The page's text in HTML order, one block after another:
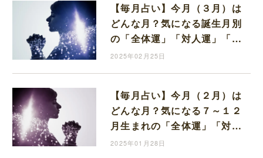
【毎月占い】今月（３月）は
どんな月？気になる誕生月別
の「全体運」「対人運」「金
運」お教えします。
2025年02月25日
【毎月占い】今月（２月）は
どんな月？気になる７～１２
月生まれの「全体運」「対人
運」「金運」お教えします。
2025年01月28日